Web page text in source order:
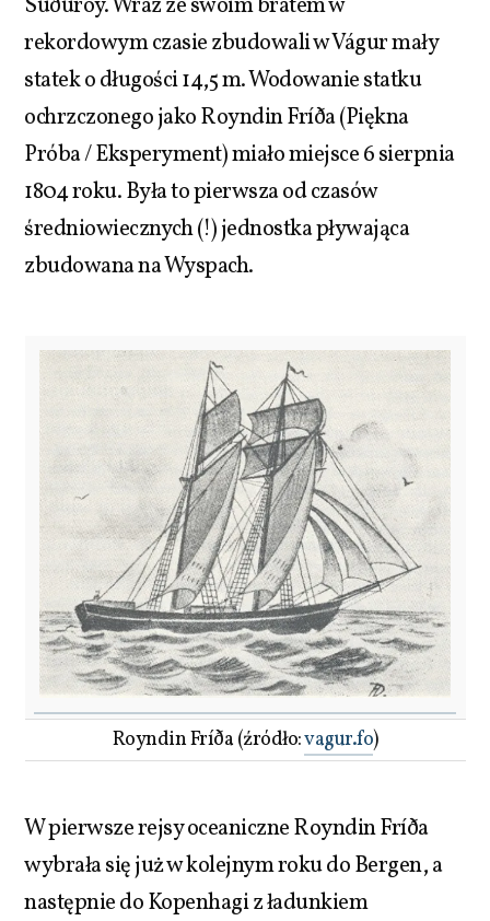
Suðuroy. Wraz ze swoim bratem w
rekordowym czasie zbudowali w Vágur mały
statek o długości 14,5 m. Wodowanie statku
ochrzczonego jako Royndin Fríða (Piękna
Próba / Eksperyment) miało miejsce 6 sierpnia
1804 roku. Była to pierwsza od czasów
średniowiecznych (!) jednostka pływająca
zbudowana na Wyspach.
Royndin Fríða (źródło:vagur.fo)
W pierwsze rejsy oceaniczne Royndin Fríða
wybrała się już w kolejnym roku do Bergen, a
następnie do Kopenhagi z ładunkiem